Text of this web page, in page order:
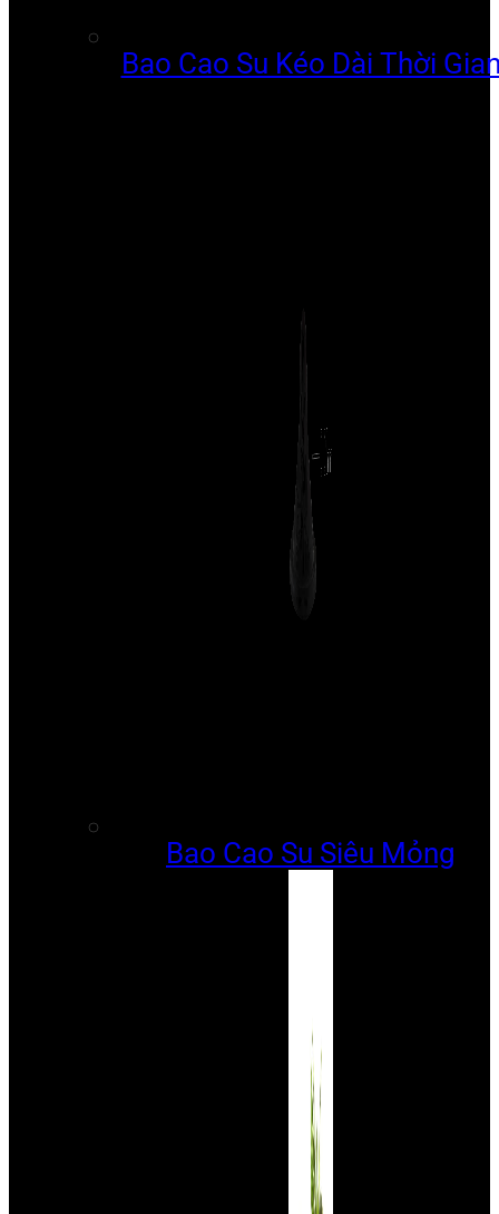
Bao Cao Su Kéo Dài Thời
Bao Cao Su Siêu Mỏng